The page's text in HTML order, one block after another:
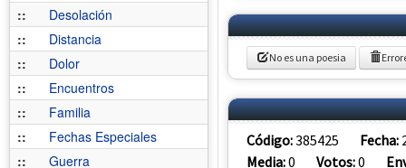
::
Desolación
::
Distancia
::
Dolor
::
Encuentros
::
Familia
::
Fechas Especiales
::
Guerra
No es una poesia
Código:385425 Fecha:
Media:0 Votos:0